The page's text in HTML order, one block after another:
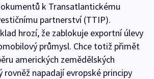
k Transatlantickému
partnerství (TTIP).
hrozí, že zablokuje exportní úlevy
průmysl. Chce totiž přimět
amerických zemědělských
rovněž napadají evropské principy